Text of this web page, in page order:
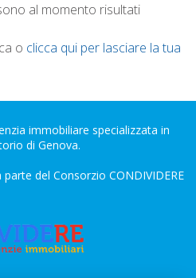
Immobiliare
al momento risultati
o clicca qui per lasciare la tua
immobiliare specializzata in
di Genova.
del Consorzio CONDIVIDERE